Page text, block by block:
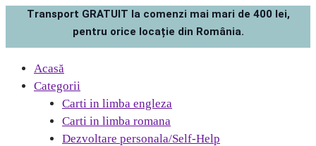
Transport GRATUIT la comenzi mai mari de 400 lei,
pentru orice locație din România.
Acasă
Categorii
Carti in limba engleza
Carti in limba romana
Dezvoltare personala/Self-Help